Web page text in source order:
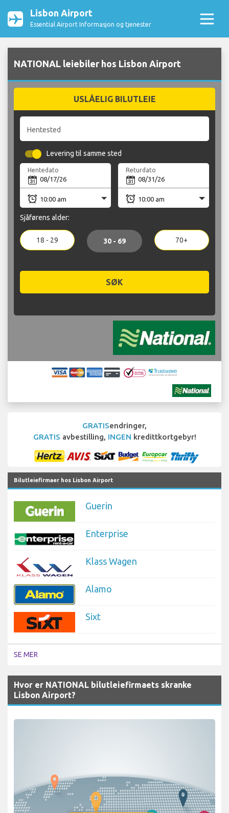
Lisbon Airport
Essential Airport Informasjon og tjenester
NATIONAL leiebiler hos Lisbon Airport
USLÅELIG BILUTLEIE
Hentested
Levering til samme sted
Hentedato Returdato
Sjåførens alder:
18 - 29 30 - 69 70+
SØK
GRATISendringer,
GRATIS avbestilling, INGEN kredittkortgebyr!
Bilutleiefirmaer hos Lisbon Airport
Guerin
Enterprise
Klass Wagen
Alamo
Sixt
SE MER
Hvor er NATIONAL bilutleiefirmaets skranke
Lisbon Airport?